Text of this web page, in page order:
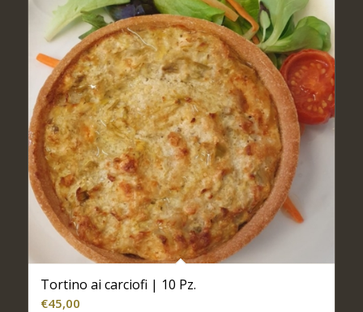
Tortino ai carciofi | 10 Pz.
€45,00